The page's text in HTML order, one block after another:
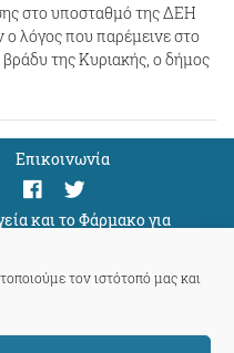
τον ιστότοπό μας και
στο υποσταθμό της ΔΕΗ
ο λόγος που παρέμεινε στο
της Κυριακής, ο δήμος
Eπικοινωνία
και το Φάρμακο για
Support